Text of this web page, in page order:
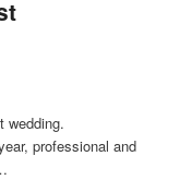
wedding.
professional and